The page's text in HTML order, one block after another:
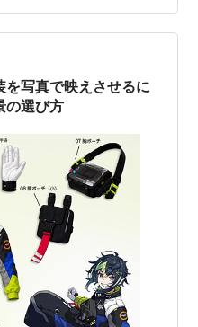
写真で映えさせるに
の選び方